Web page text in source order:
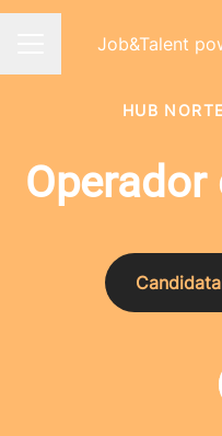
Menu de carreiras
Job&Talent
HUB NORTE